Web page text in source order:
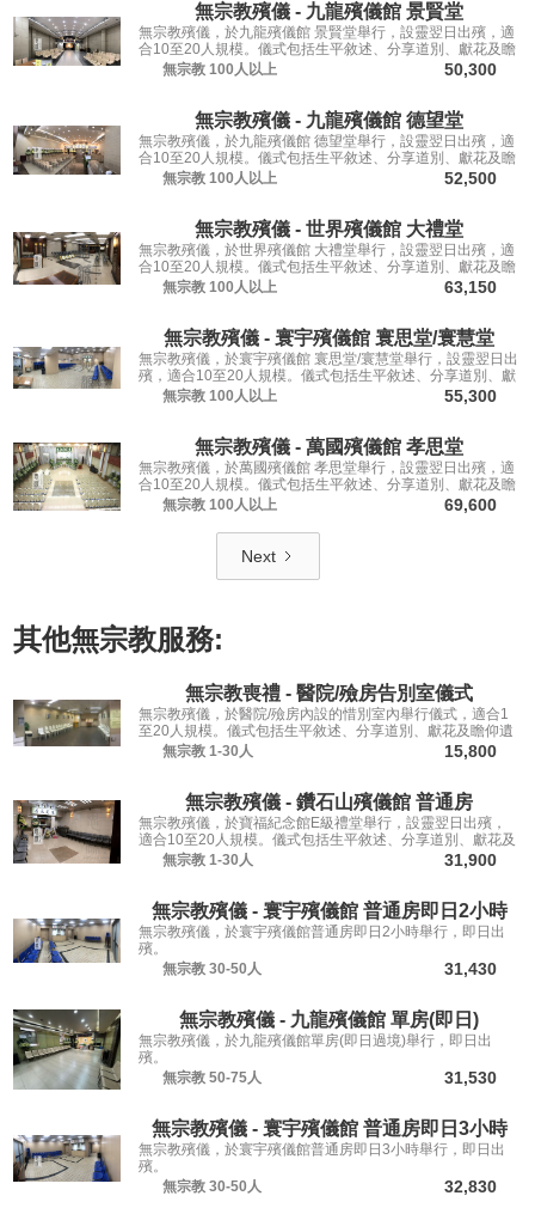
無宗教殯儀 - 九龍殯儀館 景賢堂
無宗教殯儀，於九龍殯儀館 景賢堂舉行，設靈翌日出殯，適
合10至20人規模。儀式包括生平敘述、分享道別、獻花及瞻
仰遺容，讓親友從容道別。
無宗教 100人以上 50,300
無宗教殯儀 - 九龍殯儀館 德望堂
無宗教殯儀，於九龍殯儀館 德望堂舉行，設靈翌日出殯，適
合10至20人規模。儀式包括生平敘述、分享道別、獻花及瞻
仰遺容，讓親友從容道別。
無宗教 100人以上 52,500
無宗教殯儀 - 世界殯儀館 大禮堂
無宗教殯儀，於世界殯儀館 大禮堂舉行，設靈翌日出殯，適
合10至20人規模。儀式包括生平敘述、分享道別、獻花及瞻
仰遺容，讓親友從容道別。
無宗教 100人以上 63,150
無宗教殯儀 - 寰宇殯儀館 寰思堂/寰慧堂
無宗教殯儀，於寰宇殯儀館 寰思堂/寰慧堂舉行，設靈翌日出
殯，適合10至20人規模。儀式包括生平敘述、分享道別、獻
花及瞻仰遺容，讓親友從容道別。
無宗教 100人以上 55,300
無宗教殯儀 - 萬國殯儀館 孝思堂
無宗教殯儀，於萬國殯儀館 孝思堂舉行，設靈翌日出殯，適
合10至20人規模。儀式包括生平敘述、分享道別、獻花及瞻
仰遺容，讓親友從容道別。
無宗教 100人以上 69,600
Next
其他無宗教服務:
無宗教喪禮 - 醫院/殮房告別室儀式
無宗教殯儀，於醫院/殮房內設的惜別室內舉行儀式，適合1
至20人規模。儀式包括生平敘述、分享道別、獻花及瞻仰遺
容，讓親友從容道別。
無宗教 1-30人 15,800
無宗教殯儀 - 鑽石山殯儀館 普通房
無宗教殯儀，於寶福紀念館E級禮堂舉行，設靈翌日出殯，
適合10至20人規模。儀式包括生平敘述、分享道別、獻花及
瞻仰遺容，讓親友從容道別。
無宗教 1-30人 31,900
無宗教殯儀 - 寰宇殯儀館 普通房即日2小時
無宗教殯儀，於寰宇殯儀館普通房即日2小時舉行，即日出
殯。
無宗教 30-50人 31,430
無宗教殯儀 - 九龍殯儀館 單房(即日)
無宗教殯儀，於九龍殯儀館單房(即日過境)舉行，即日出
殯。
無宗教 50-75人 31,530
無宗教殯儀 - 寰宇殯儀館 普通房即日3小時
無宗教殯儀，於寰宇殯儀館普通房即日3小時舉行，即日出
殯。
無宗教 30-50人 32,830